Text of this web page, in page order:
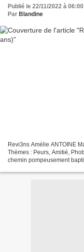
Publié le 22/11/2022 à 06:00
Par Blandine
Revi3ns Amélie ANTOINE
Thèmes : Peurs, Amitié,
chemin pompeusement